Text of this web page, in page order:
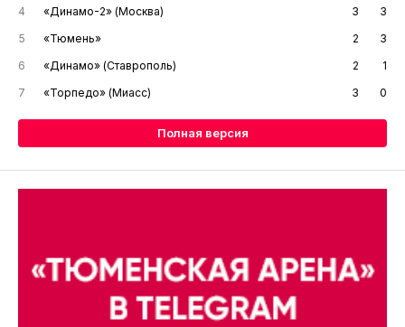
4
«Динамо-2» (Москва) 3
3
5
«Тюмень» 2
3
6
«Динамо» (Ставрополь) 2
1
7
«Торпедо» (Миасс) 3 0
Полная версия